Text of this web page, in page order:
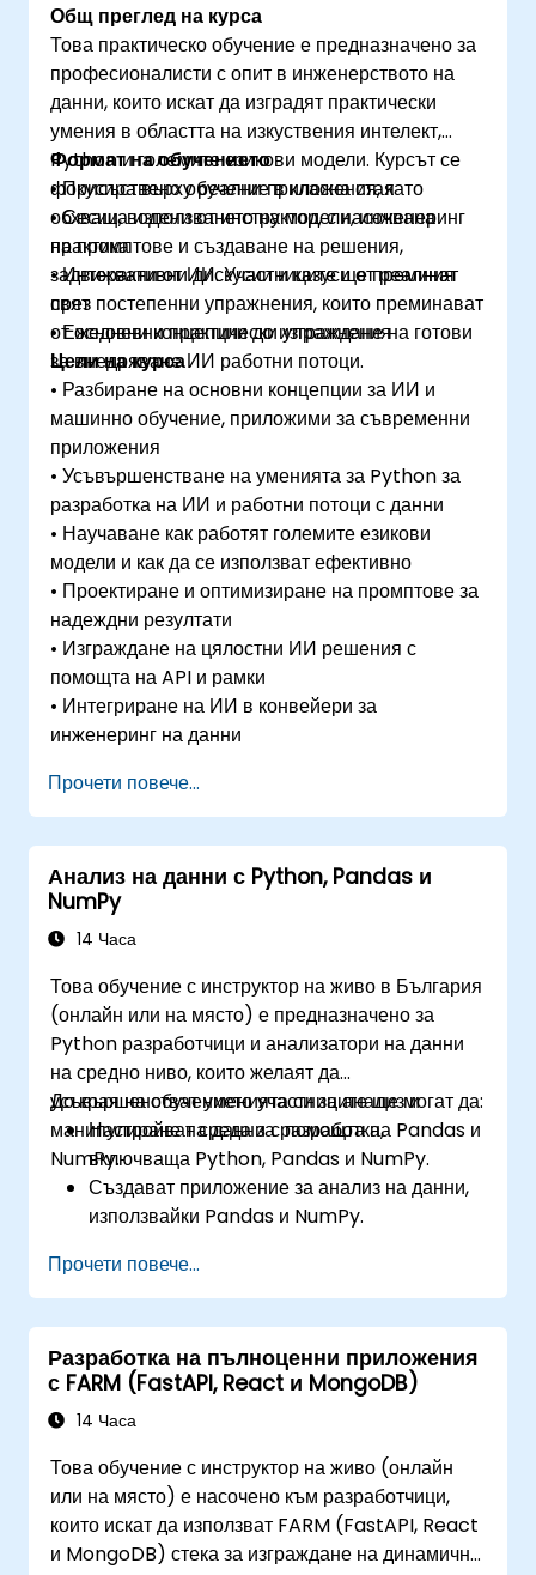
Общ преглед на курса
Това практическо обучение е предназначено за
професионалисти с опит в инженерството на
данни, които искат да изградят практически
умения в областта на изкуствения интелект,
Python и големите езикови модели. Курсът се
фокусира върху реални приложения, като
обхваща използването на модели, инженеринг
на промптове и създаване на решения,
задвижвани от ИИ. Участниците ще преминат
през постепенни упражнения, които преминават
от основни концепции до изграждане на готови
за внедряване ИИ работни потоци.
Формат на обучението
• Присъствено обучение в класна стая
• Сесии, водени от инструктор, с насочвана
практика
• Интерактивни дискусии и казуси от реалния
свят
• Ежедневни практически упражнения
Цели на курса
• Разбиране на основни концепции за ИИ и
машинно обучение, приложими за съвременни
приложения
• Усъвършенстване на уменията за Python за
разработка на ИИ и работни потоци с данни
• Научаване как работят големите езикови
модели и как да се използват ефективно
• Проектиране и оптимизиране на промптове за
надеждни резултати
• Изграждане на цялостни ИИ решения с
помощта на API и рамки
• Интегриране на ИИ в конвейери за
инженеринг на данни
Прочети повече...
Анализ на данни с Python, Pandas и
NumPy
14 Часа
Това обучение с инструктор на живо в България
(онлайн или на място) е предназначено за
Python разработчици и анализатори на данни
на средно ниво, които желаят да
усъвършенстват уменията си за анализ и
манипулиране на данни с помощта на Pandas и
NumPy.
До края на обучението участниците ще могат да:
Настройват среда за разработка,
включваща Python, Pandas и NumPy.
Създават приложение за анализ на данни,
използвайки Pandas и NumPy.
преобразуване, сортиране и филтриране на
данни.
Провеждат агрегиращи операции и
анализират времеви редове от данни.
Визуализират данни с помощта на
Matplotlib и други библиотеки за
Дебъгват и оптимизират своя код за анализ
на данни.
Прочети повече...
Разработка на пълноценни приложения
с FARM (FastAPI, React и MongoDB)
14 Часа
Това обучение с инструктор на живо (онлайн
или на място) е насочено към разработчици,
които искат да използват FARM (FastAPI, React
и MongoDB) стека за изграждане на динамични,